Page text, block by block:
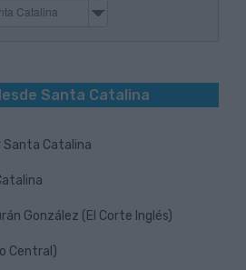
Santa Catalina
Santa Catalina
en el plano
aquí
en el plano
González (El Corte Inglés)
Central)